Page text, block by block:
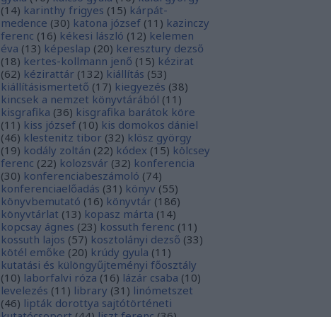
(14) karinthy frigyes (15) kárpát-
medence (30) katona józsef (11 ) kazinczy
ferenc (16) kékesi lászló (12) kelemen
éva (13) képeslap (20) keresztury dezső
(18) kertes-kollmann jenő (15) kézirat
(62) kézirattár (132) kiállítás (53)
kiállításismertető (17) kiegyezés (38)
kincsek a nemzet könyvtárából (11 )
kisgrafika (36) kisgrafika barátok köre
(11 ) kiss józsef (10) kis domokos dániel
(46) klestenitz tibor (32) klösz györgy
(19) kodály zoltán (22) kódex (15) kölcsey
ferenc (22) kolozsvár (32) konferencia
(30) konferenciabeszámoló (74)
konferenciaelőadás (31 ) könyv (55)
könyvbemutató (16) könyvtár (186)
könyvtárlat (13) kopasz márta (14)
kopcsay ágnes (23) kossuth ferenc (11 )
kossuth lajos (57) kosztolányi dezső (33)
kötél emőke (20) krúdy gyula (11 )
kutatási és különgyűjteményi főosztály
(10) laborfalvi róza (16) lázár csaba (10)
levelezés (11 ) library (31 ) linómetszet
(46) lipták dorottya sajtótörténeti